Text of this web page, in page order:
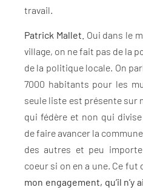
travail.
Patrick Mallet. Oui dans le
village, on ne fait pas de la
de la politique locale. On
7000 habitants pour les
seule liste est présente sur
qui fédère et non qui
de faire avancer la
des autres et peu
coeur si on en a une. Ce fut
mon engagement, qu’il n’y